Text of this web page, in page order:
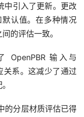
中引入了更新。更改
认值。在多种情况
的评估一致。
OpenPBR 输入与
关系。这减少了通过
的分层材质评估已得